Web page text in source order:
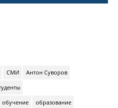
СМИ
Антон Суворов
обучение
образование